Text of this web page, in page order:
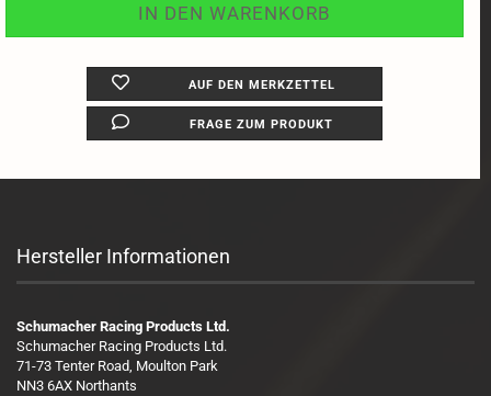
AUF DEN MERKZETTEL
FRAGE ZUM PRODUKT
Hersteller Informationen
Schumacher Racing Products Ltd.
Schumacher Racing Products Ltd.
71-73 Tenter Road, Moulton Park
NN3 6AX Northants